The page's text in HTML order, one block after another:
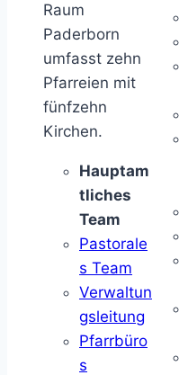
Raum
Paderborn
umfasst zehn
Pfarreien mit
fünfzehn
Kirchen.
Hauptam
tliches
Team
Pastorale
s Team
Verwaltun
gsleitung
Pfarrbüro
s